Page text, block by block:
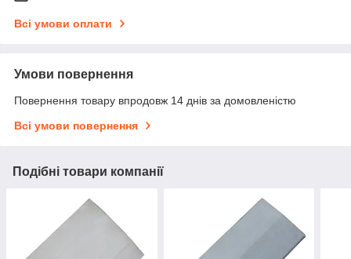
Всі умови оплати
Умови повернення
Повернення товару впродовж 14 днів за домовленістю
Всі умови повернення
Подібні товари компанії